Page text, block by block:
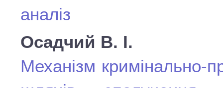
аналіз
Осадчий В. І.
Механізм кримінально-